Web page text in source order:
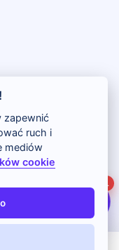
1
→ Pliki cookie innych
dla tej witryny.
zapewnić
ruch i
mediów
cookie